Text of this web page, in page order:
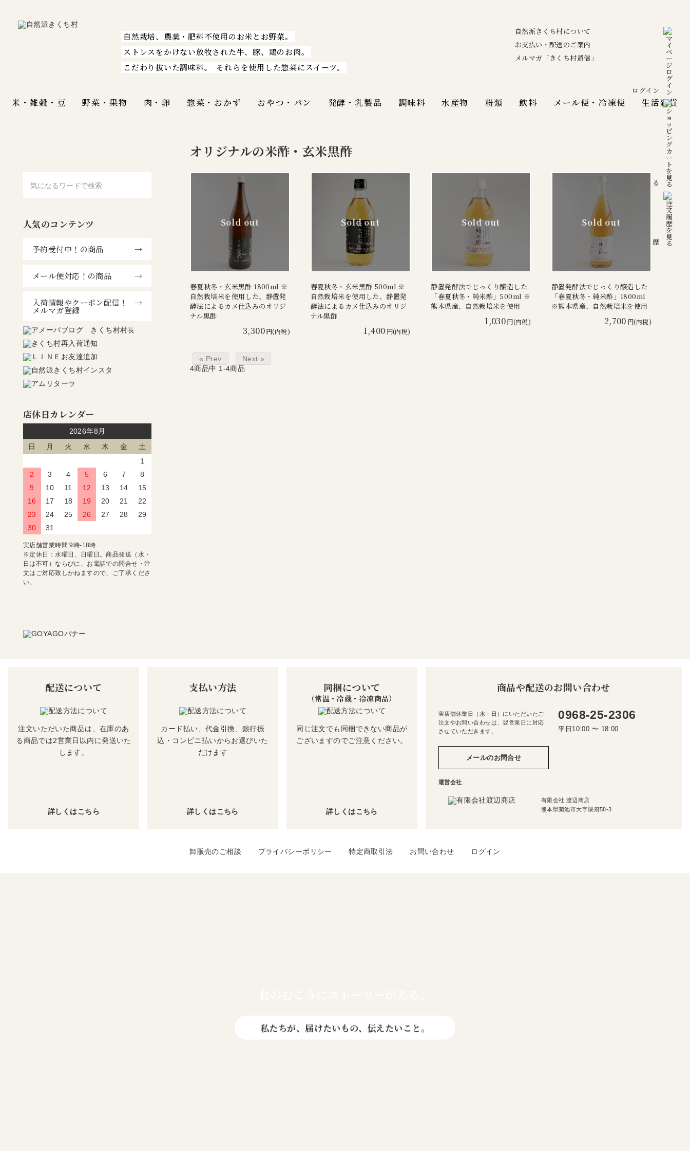
自然栽培、農薬・肥料不使用のお米とお野菜。
ストレスをかけない放牧された牛、豚、鶏のお肉。
こだわり抜いた調味料。
それらを使用した惣菜にスイーツ。
米・雑穀・豆 野菜・果物 肉・卵 惣菜・おかず おやつ・パン 発酵・乳製品 調味料 水産物 粉類 飲料 メール便・冷凍便 生活雑貨
自然派きくち村について
お支払い・配送のご案内
メルマガ「きくち村通信」
ログイン
カートを見る
注文履歴
オリジナルの米酢・玄米黒酢
春夏秋冬・玄米黒酢 1800ml ※
自然栽培米を使用した、静置発
酵法によるカメ仕込みのオリジ
ナル黒酢
3,300円(内税)
春夏秋冬・玄米黒酢 500ml ※
自然栽培米を使用した、静置発
酵法によるカメ仕込みのオリジ
ナル黒酢
1,400 円(内税)
静置発酵法でじっくり醸造した
「春夏秋冬・純米酢」500ml ※
熊本県産、自然栽培米を使用
1,030円(内税)
静置発酵法でじっくり醸造した
「春夏秋冬・純米酢」1800ml
※熊本県産、自然栽培米を使用
2,700 円(内税)
« Prev
Next »
4商品中 1-4商品
人気のコンテンツ
予約受付中！の商品
メール便対応！の商品
入荷情報やクーポン配信！
メルマガ登録
店休日カレンダー
2026年8月
日
月 火 水 木 金
土
1
2
3 4 5 6 7
8
9
10 11 12 13 14
15
16
17 18 19 20 21
22
23
24 25 26 27 28
29
30
31
実店舗営業時間:9時-18時
※定休日：水曜日、日曜日。商品発送（水・
日は不可）ならびに、お電話での問合せ・注
文はご対応致しかねますので、ご了承くださ
い。
配送について
注文いただいた商品は、在庫のあ
る商品では2営業日以内に発送いた
します。
詳しくはこちら
支払い方法
カード払い、代金引換、銀行振
込・コンビニ払いからお選びいた
だけます
詳しくはこちら
同梱について
（常温・冷蔵・冷凍商品）
同じ注文でも同梱できない商品が
ございますのでご注意ください。
詳しくはこちら
商品や配送のお問い合わせ
実店舗休業日（水・日）にいただいたご
注文やお問い合わせは、翌営業日に対応
させていただきます。
0968-25-2306
平日10:00 〜 18:00
メールのお問合せ
運営会社
有限会社 渡辺商店
熊本県菊池市大字隈府58-3
卸販売のご相談 プライバシーポリシー 特定商取引法 お問い合わせ ログイン
私たちが、届けたいもの、伝えたいこと。